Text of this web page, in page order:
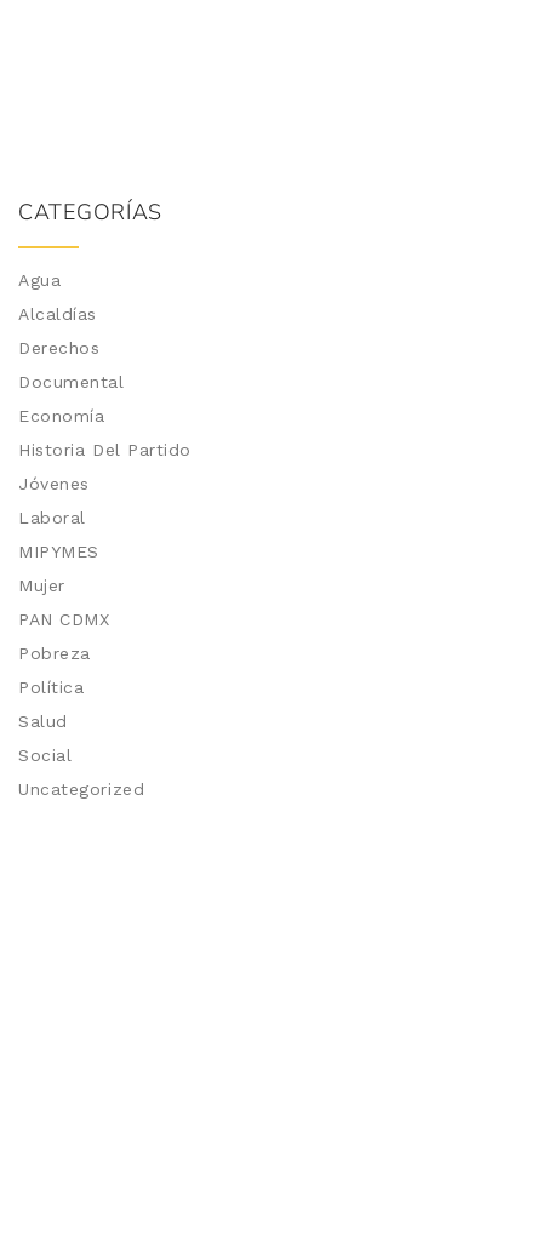
CATEGORÍAS
Agua
Alcaldías
Derechos
Documental
Economía
Historia Del Partido
Jóvenes
Laboral
MIPYMES
Mujer
PAN CDMX
Pobreza
Política
Salud
Social
Uncategorized